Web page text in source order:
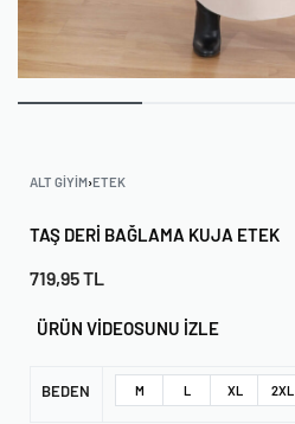
ALT GIYIM›ETEK
TAŞ DERI BAĞLAMA KUJA ETEK
719,95TL
ÜRÜN VİDEOSUNU İZLE
BEDEN M L XL 2XL